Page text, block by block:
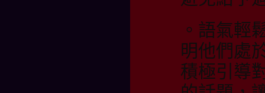
。語氣輕
明他們處
積極引導